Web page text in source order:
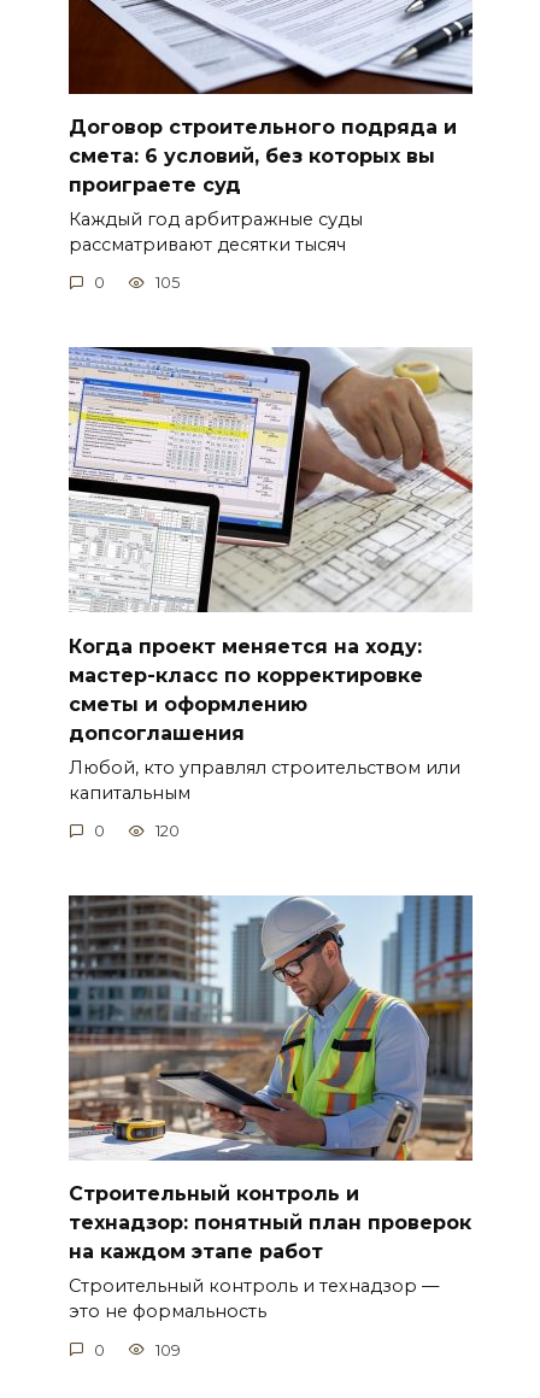
Договор строительного подряда и
смета: 6 условий, без которых вы
проиграете суд
Каждый год арбитражные суды
рассматривают десятки тысяч
0 105
Когда проект меняется на ходу:
мастер-класс по корректировке
сметы и оформлению
допсоглашения
Любой, кто управлял строительством или
капитальным
0 120
Строительный контроль и
технадзор: понятный план проверок
на каждом этапе работ
Строительный контроль и технадзор —
это не формальность
0 109